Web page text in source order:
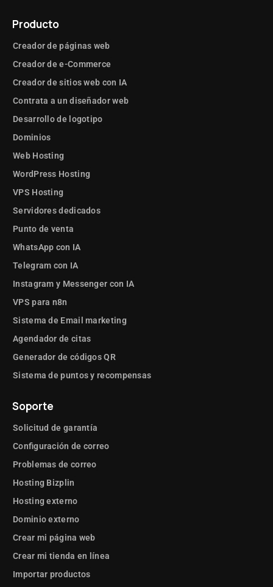
Producto
Creador de páginas web
Creador de e-Commerce
Creador de sitios web con IA
Contrata a un diseñador web
Desarrollo de logotipo
Dominios
Web Hosting
WordPress Hosting
VPS Hosting
Servidores dedicados
Punto de venta
WhatsApp con IA
Telegram con IA
Instagram y Messenger con IA
VPS para n8n
Sistema de Email marketing
Agendador de citas
Generador de códigos QR
Sistema de puntos y recompensas
Soporte
Solicitud de garantía
Configuración de correo
Problemas de correo
Hosting Bizplin
Hosting externo
Dominio externo
Crear mi página web
Crear mi tienda en línea
Importar productos